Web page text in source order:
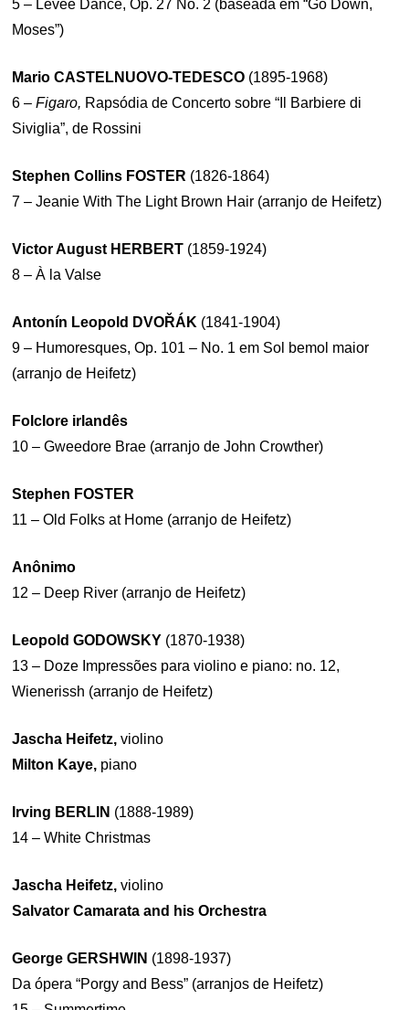
5 – Levee Dance, Op. 27 No. 2 (baseada em “Go Down,
Moses”)
Mario CASTELNUOVO-TEDESCO (1895-1968)
6 –Figaro, Rapsódia de Concerto sobre “Il Barbiere di
Siviglia”, de Rossini
Stephen Collins FOSTER (1826-1864)
7 – Jeanie With The Light Brown Hair (arranjo de Heifetz)
Victor August HERBERT (1859-1924)
8 – À la Valse
Antonín Leopold DVOŘÁK (1841-1904)
9 – Humoresques, Op. 101 – No. 1 em Sol bemol maior
(arranjo de Heifetz)
Folclore irlandês
10 – Gweedore Brae (arranjo de John Crowther)
Stephen FOSTER
11 – Old Folks at Home (arranjo de Heifetz)
Anônimo
12 – Deep River (arranjo de Heifetz)
Leopold GODOWSKY (1870-1938)
13 – Doze Impressões para violino e piano: no. 12,
Wienerissh (arranjo de Heifetz)
Jascha Heifetz,violino
Milton Kaye, piano
Irving BERLIN (1888-1989)
14 – White Christmas
Jascha Heifetz,violino
Salvator Camarata and his Orchestra
George GERSHWIN (1898-1937)
Da ópera “Porgy and Bess” (arranjos de Heifetz)